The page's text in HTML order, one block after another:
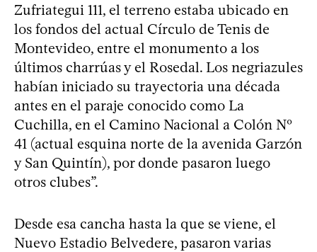
Zufriategui 111, el terreno estaba ubicado en
los fondos del actual Círculo de Tenis de
Montevideo, entre el monumento a los
últimos charrúas y el Rosedal. Los negriazules
habían iniciado su trayectoria una década
antes en el paraje conocido como La
Cuchilla, en el Camino Nacional a Colón Nº
41 (actual esquina norte de la avenida Garzón
y San Quintín), por donde pasaron luego
otros clubes”.
Desde esa cancha hasta la que se viene, el
Nuevo Estadio Belvedere, pasaron varias